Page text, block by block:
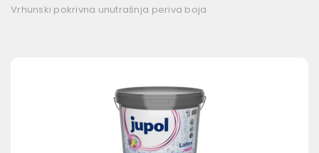
Vrhunski pokrivna unutrašnja periva boja